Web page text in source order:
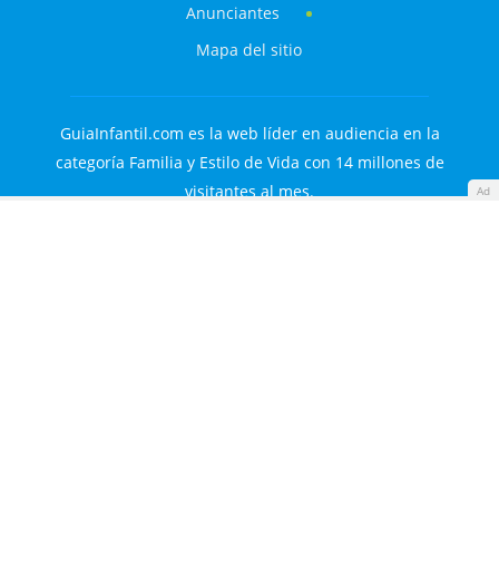
Ad
Anunciantes
Mapa del sitio
GuiaInfantil.com es la web líder en audiencia en la
categoría Familia y Estilo de Vida con 14 millones de
visitantes al mes.